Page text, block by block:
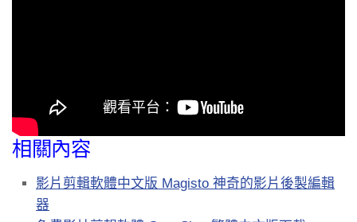
相關內容
影片剪輯軟體中文版 Magisto 神奇的影片後製編輯
器